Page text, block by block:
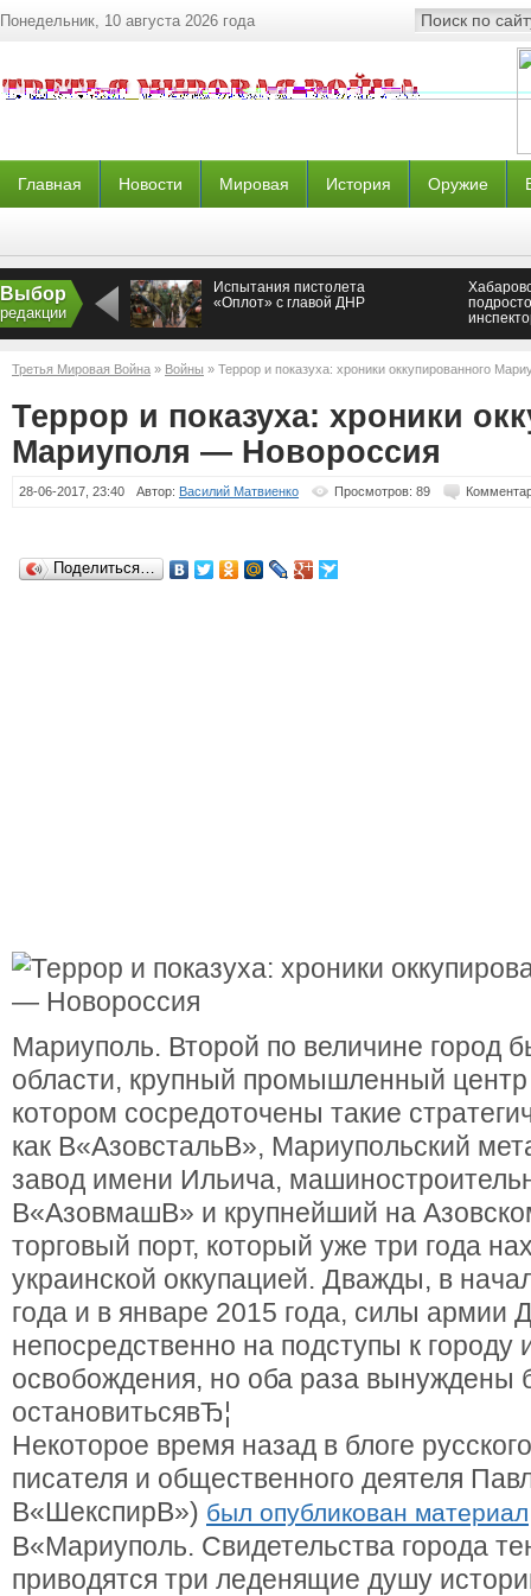
Понедельник, 10 августа 2026 года
Главная Новости Мировая История Оружие
Выбор
редакции
Испытания пистолета
«Оплот» с главой ДНР
Третья Мировая Война » Войны » Террор и показуха: хроники оккупированного
Террор и показуха: хроники
Мариуполя — Новороссия
28-06-2017, 23:40 Автор: Василий Матвиенко Просмотров: 89
Поделиться…
Мариуполь. Второй по величине город
области, крупный промышленный
котором сосредоточены такие
как В«АзовстальВ», Мариупольский
завод имени Ильича,
В«АзовмашВ» и крупнейший на
торговый порт, который уже три года
украинской оккупацией. Дважды, в
года и в январе 2015 года, силы армии
непосредственно на подступы к городу
освобождения, но оба раза вынуждены
остановитьсявЂ¦
Некоторое время назад в блоге
писателя и общественного деятеля
В«ШекспирВ») был опубликован материал
В«Мариуполь. Свидетельства города
приводятся три леденящие душу